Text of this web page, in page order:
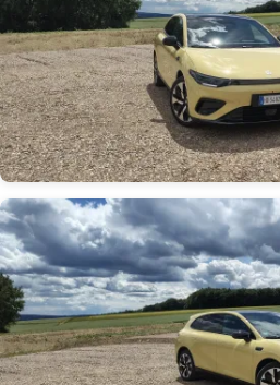
Obrázek